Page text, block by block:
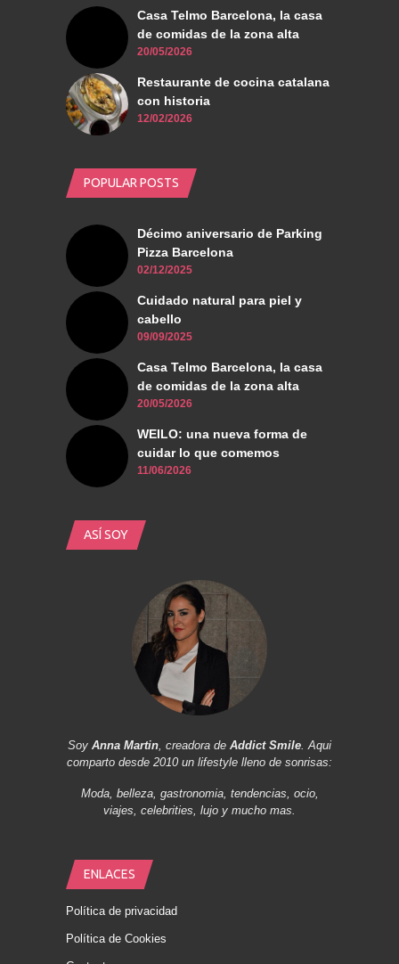
Casa Telmo Barcelona, la casa
de comidas de la zona alta
20/05/2026
Restaurante de cocina catalana
con historia
12/02/2026
POPULAR POSTS
Décimo aniversario de Parking
Pizza Barcelona
02/12/2025
Cuidado natural para piel y
cabello
09/09/2025
Casa Telmo Barcelona, la casa
de comidas de la zona alta
20/05/2026
WEILO: una nueva forma de
cuidar lo que comemos
11/06/2026
ASÍ SOY
Soy Anna Martin, creadora de Addict Smile. Aqui
comparto desde 2010 un lifestyle lleno de sonrisas:
Moda, belleza, gastronomia, tendencias, ocio,
viajes, celebrities, lujo y mucho mas.
ENLACES
Política de privacidad
Política de Cookies